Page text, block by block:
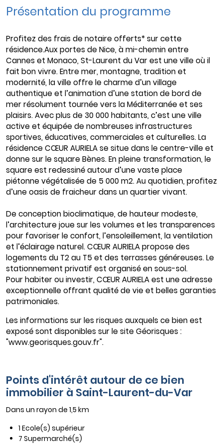
Présentation du programme
Profitez des frais de notaire offerts* sur cette
résidence.Aux portes de Nice, à mi-chemin entre
Cannes et Monaco, St-Laurent du Var est une ville où il
fait bon vivre. Entre mer, montagne, tradition et
modernité, la ville offre le charme d’un village
authentique et l’animation d’une station de bord de
mer résolument tournée vers la Méditerranée et ses
plaisirs. Avec plus de 30 000 habitants, c’est une ville
active et équipée de nombreuses infrastructures
sportives, éducatives, commerciales et culturelles. La
résidence CŒUR AURIELA se situe dans le centre-ville et
donne sur le square Bènes. En pleine transformation, le
square est redessiné autour d’une vaste place
piétonne végétalisée de 5 000 m2. Au quotidien, profitez
d’une oasis de fraicheur dans un quartier vivant.
De conception bioclimatique, de hauteur modeste,
l’architecture joue sur les volumes et les transparences
pour favoriser le confort, l’ensoleillement, la ventilation
et l’éclairage naturel. CŒUR AURIELA propose des
logements du T2 au T5 et des terrasses généreuses. Le
stationnement privatif est organisé en sous-sol.
Pour habiter ou investir, CŒUR AURIELA est une adresse
exceptionnelle offrant qualité de vie et belles garanties
patrimoniales.
Les informations sur les risques auxquels ce bien est
exposé sont disponibles sur le site Géorisques :
"www.georisques.gouv.fr".
Points d'intérêt autour de ce bien
immobilier à Saint-Laurent-du-Var
Dans un rayon de 1,5 km
1 Ecole(s) supérieur
7 Supermarché(s)